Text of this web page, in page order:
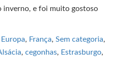
inverno, e foi muito gostoso
Europa, França, Sem categoria,
, cegonhas, Estrasburgo,